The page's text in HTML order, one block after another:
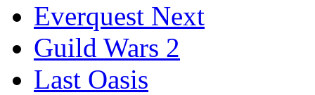
Everquest Next
Guild Wars 2
Last Oasis